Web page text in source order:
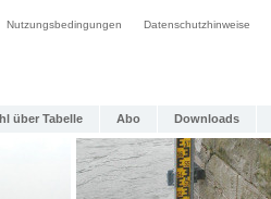
Nutzungsbedingungen Datenschutzhinweise
über Tabelle Abo Downloads